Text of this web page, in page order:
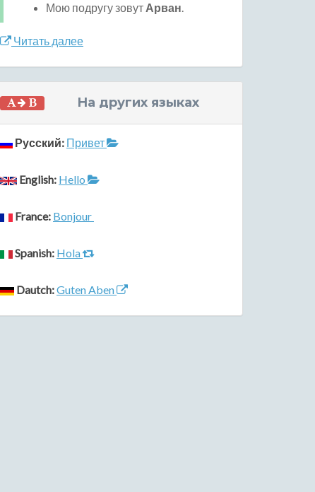
Мою подругу зовут Арван.
Читать далее
На других языках
Русский: Привет
English: Hello
France: Bonjour
Spanish: Hola
Dautch:Guten Aben